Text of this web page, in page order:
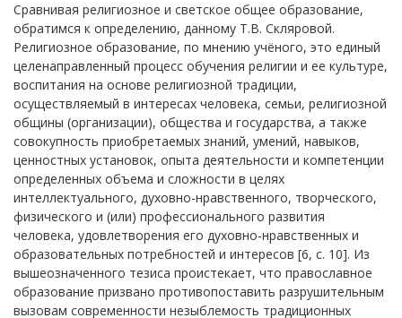
Сравнивая религиозное и светское общее образование,
обратимся к определению, данному Т.В. Скляровой.
Религиозное образование, по мнению учёного, это единый
целенаправленный процесс обучения религии и ее культуре,
воспитания на основе религиозной традиции,
осуществляемый в интересах человека, семьи, религиозной
общины (организации), общества и государства, а также
совокупность приобретаемых знаний, умений, навыков,
ценностных установок, опыта деятельности и компетенции
определенных объема и сложности в целях
интеллектуального, духовно-нравственного, творческого,
физического и (или) профессионального развития
человека, удовлетворения его духовно-нравственных и
образовательных потребностей и интересов [6, с. 10]. Из
вышеозначенного тезиса проистекает, что православное
образование призвано противопоставить разрушительным
вызовам современности незыблемость традиционных